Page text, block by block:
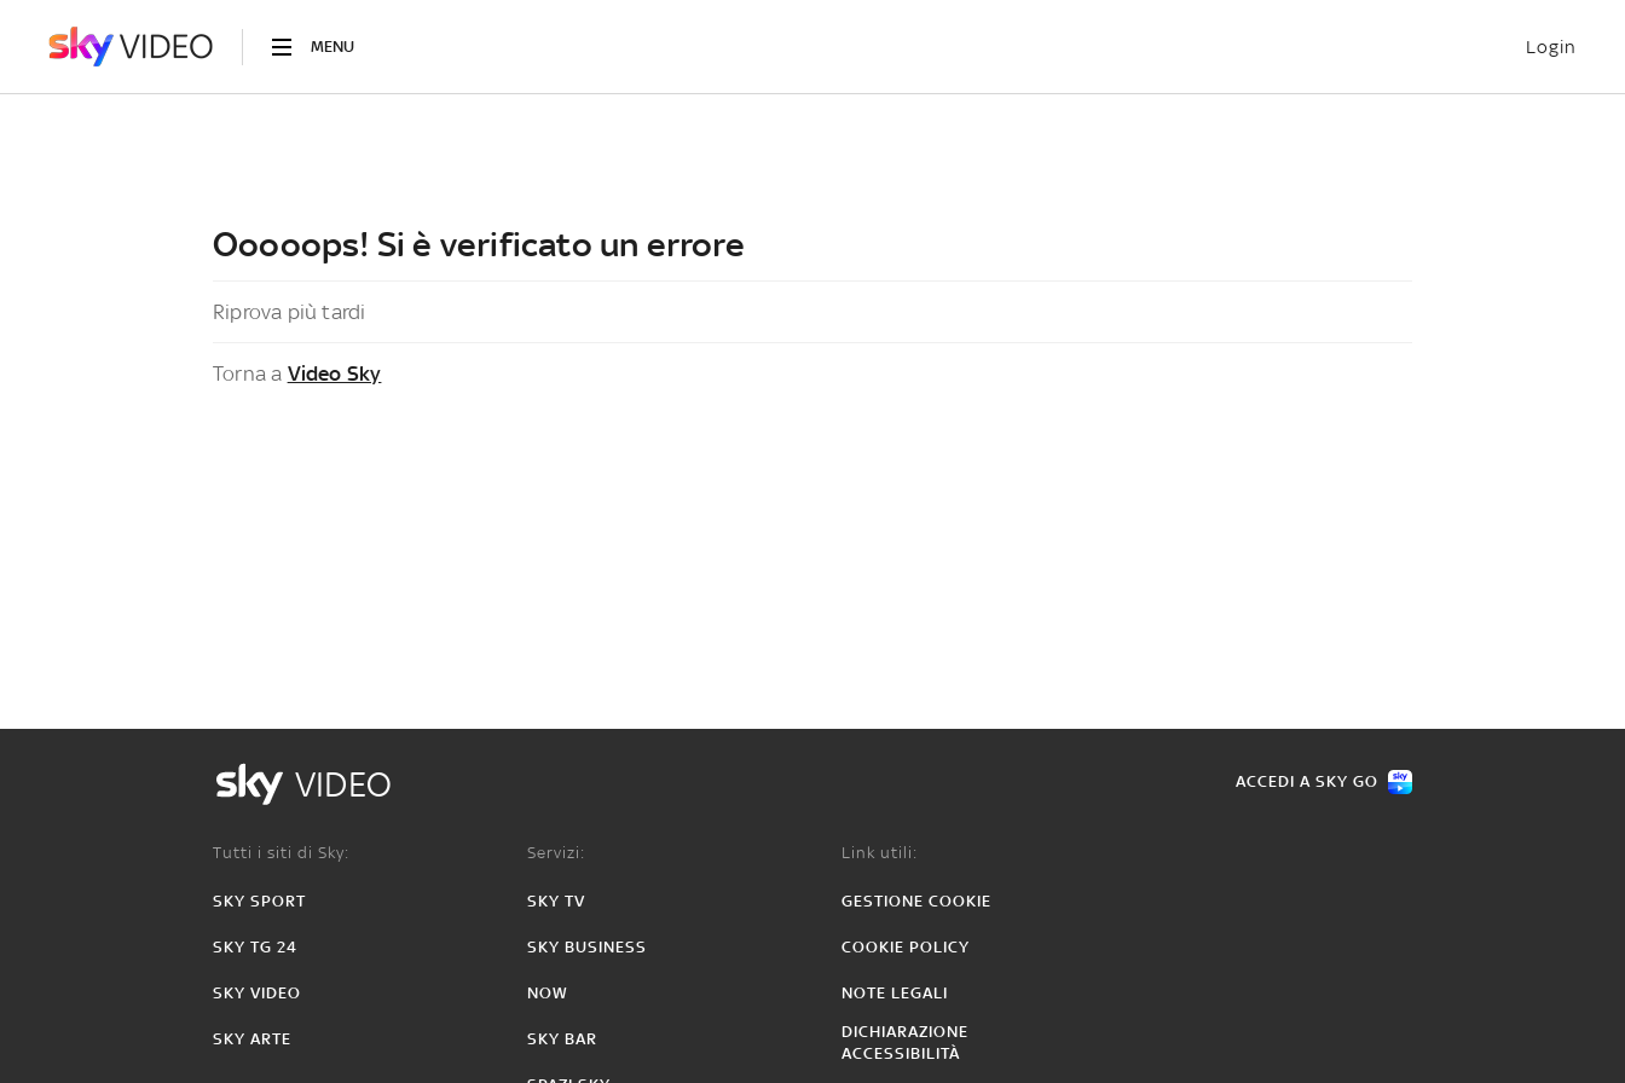
MENU Login
Ooooops! Si è verificato un errore
Riprova più tardi
Torna a Video Sky
VIDEO ACCEDI A SKY GO
Tutti i siti di Sky:
SKY SPORT
SKY TG 24
SKY VIDEO
SKY ARTE
Servizi:
SKY TV
SKY BUSINESS
NOW
SKY BAR
Link utili:
GESTIONE COOKIE
COOKIE POLICY
NOTE LEGALI
DICHIARAZIONE
ACCESSIBILITÀ